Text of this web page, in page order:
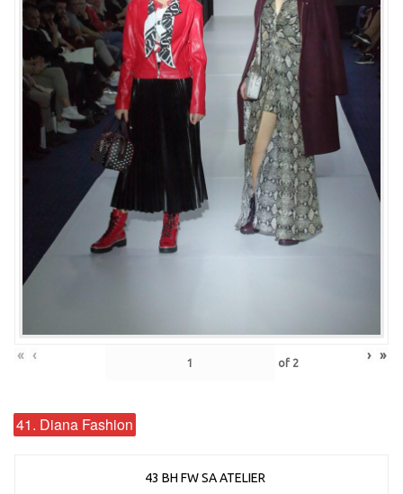
« ‹ of 2 › »
41. Diana Fashion
43 BH FW SA ATELIER